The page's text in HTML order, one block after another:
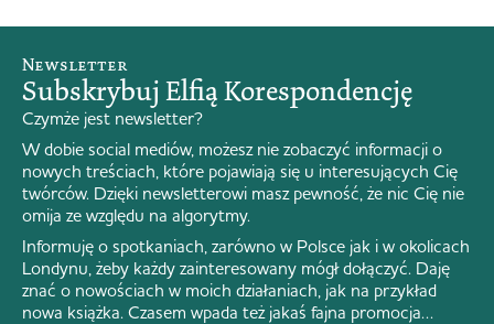
Newsletter
Subskrybuj Elfią Korespondencję
Czymże jest newsletter?
W dobie social mediów, możesz nie zobaczyć informacji o
nowych treściach, które pojawiają się u interesujących Cię
twórców. Dzięki newsletterowi masz pewność, że nic Cię nie
omija ze względu na algorytmy.
Informuję o spotkaniach, zarówno w Polsce jak i w okolicach
Londynu, żeby każdy zainteresowany mógł dołączyć. Daję
znać o nowościach w moich działaniach, jak na przykład
nowa książka. Czasem wpada też jakaś fajna promocja…